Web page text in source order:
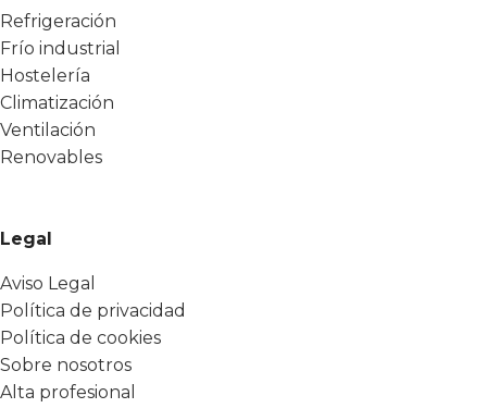
Refrigeración
Frío industrial
Hostelería
Climatización
Ventilación
Renovables
Legal
Aviso Legal
Política de privacidad
Política de cookies
Sobre nosotros
Alta profesional